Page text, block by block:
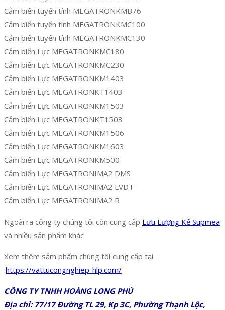
Cảm biến tuyến tính MEGATRONKMB76
Cảm biến tuyến tính MEGATRONKMC100
Cảm biến tuyến tính MEGATRONKMC130
Cảm biến Lực MEGATRONKMC180
Cảm biến Lực MEGATRONKMC230
Cảm biến Lực MEGATRONKM1403
Cảm biến Lực MEGATRONKT1403
Cảm biến Lực MEGATRONKM1503
Cảm biến Lực MEGATRONKT1503
Cảm biến Lực MEGATRONKM1506
Cảm biến Lực MEGATRONKM1603
Cảm biến Lực MEGATRONKM500
Cảm biến Lực MEGATRONIMA2 DMS
Cảm biến Lực MEGATRONIMA2 LVDT
Cảm biến Lực MEGATRONIMA2 R
Ngoài ra công ty chúng tôi còn cung cấp Lưu Lượng Kế Supmea
và nhiều sản phẩm khác
Xem thêm sảm phẩm chúng tôi cung cấp tại
:https://vattucongnghiep-hlp.com/
CÔNG TY TNHH HOÀNG LONG PHÚ
Địa chỉ: 77/17 Đường TL 29, Kp 3C, Phường Thạnh Lộc,